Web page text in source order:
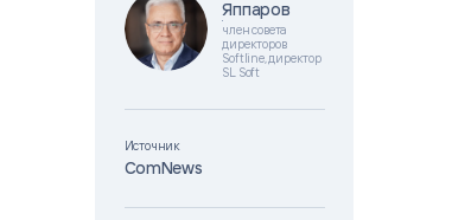
Цитрос
АВТОМАТИЗАЦИЯ ЭДО
Citeck
LOW-CODE BPM-ПЛАТФОРМА
Fundamento
И РАСПОЗНАВАНИЕ НА ОСНОВЕ
Яппаров
Яппаров
член совета
директоров
Softline, директор
SL Soft
Источник
ComNews